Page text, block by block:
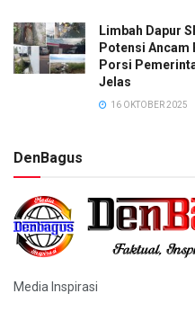
Limbah Dapur
Potensi Ancam
Porsi
Jelas
16 OKTOBER 2025
DenBagus
Media Inspirasi